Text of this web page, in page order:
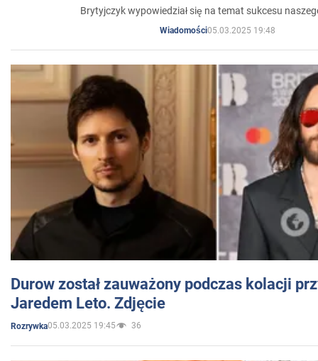
Brytyjczyk wypowiedział się na temat sukcesu
Wiadomości05.03.2025 19:48
Durow został zauważony podczas kolacji
Jaredem Leto. Zdjęcie
Rozrywka05.03.2025 19:45 36